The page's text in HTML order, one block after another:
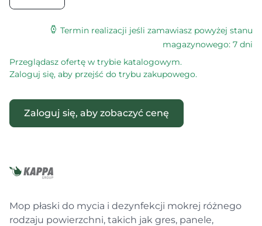
Termin realizacji jeśli zamawiasz powyżej stanu
magazynowego: 7 dni
Przeglądasz ofertę w trybie katalogowym.
Zaloguj się, aby przejść do trybu zakupowego.
Zaloguj się, aby zobaczyć cenę
Mop płaski do mycia i dezynfekcji mokrej różnego
rodzaju powierzchni, takich jak gres, panele,